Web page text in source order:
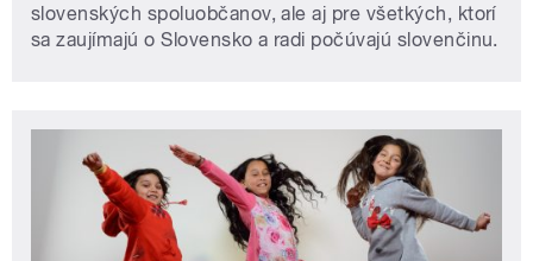
slovenských spoluobčanov, ale aj pre všetkých, ktorí
sa zaujímajú o Slovensko a radi počúvajú slovenčinu.